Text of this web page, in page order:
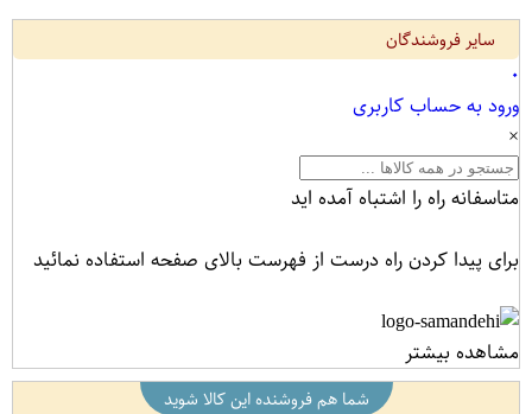
سایر فروشندگان
۰
ورود به حساب کاربری
×
متاسفانه راه را اشتباه آمده اید
برای پیدا کردن راه درست از فهرست بالای صفحه استفاده نمائید
مشاهده بیشتر
شما هم فروشنده این کالا شوید